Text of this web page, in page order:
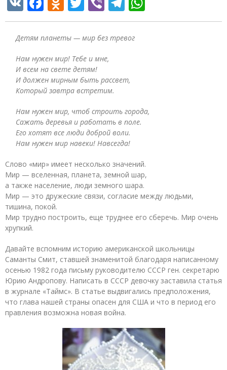
Детям планеты — мир без тревог
Нам нужен мир! Тебе и мне,
И всем на свете детям!
И должен мирным быть рассвет,
Который завтра встретим.
Нам нужен мир, чтоб строить города,
Сажать деревья и работать в поле.
Его хотят все люди доброй воли.
Нам нужен мир навеки! Навсегда!
Слово «мир» имеет несколько значений.
Мир — вселенная, планета, земной шар,
а также население, люди земного шара.
Мир — это дружеские связи, согласие между людьми,
тишина, покой.
Мир трудно построить, еще труднее его сберечь. Мир очень
хрупкий.
Давайте вспомним историю американской школьницы
Саманты Смит, ставшей знаменитой благодаря написанному
осенью 1982 года письму руководителю СССР ген. секретарю
Юрию Андропову. Написать в СССР девочку заставила статья
в журнале «Таймс». В статье выдвигались предположения,
что глава нашей страны опасен для США и что в период его
правления возможна новая война.